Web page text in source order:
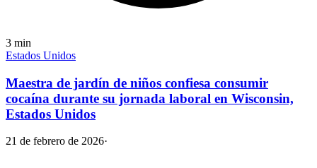
3 min
Estados Unidos
Maestra de jardín de niños confiesa consumir
cocaína durante su jornada laboral en Wisconsin,
Estados Unidos
21 de febrero de 2026·